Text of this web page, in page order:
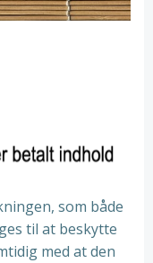
som både
til at beskytte
med at den